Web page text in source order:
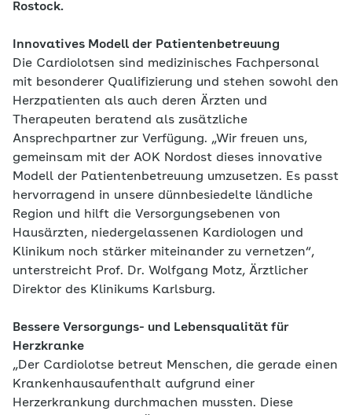
Rostock.
Innovatives Modell der Patientenbetreuung
Die Cardiolotsen sind medizinisches Fachpersonal
mit besonderer Qualifizierung und stehen sowohl den
Herzpatienten als auch deren Ärzten und
Therapeuten beratend als zusätzliche
Ansprechpartner zur Verfügung. „Wir freuen uns,
gemeinsam mit der AOK Nordost dieses innovative
Modell der Patientenbetreuung umzusetzen. Es passt
hervorragend in unsere dünnbesiedelte ländliche
Region und hilft die Versorgungsebenen von
Hausärzten, niedergelassenen Kardiologen und
Klinikum noch stärker miteinander zu vernetzen“,
unterstreicht Prof. Dr. Wolfgang Motz, Ärztlicher
Direktor des Klinikums Karlsburg.
Bessere Versorgungs- und Lebensqualität für
Herzkranke
„Der Cardiolotse betreut Menschen, die gerade einen
Krankenhausaufenthalt aufgrund einer
Herzerkrankung durchmachen mussten. Diese